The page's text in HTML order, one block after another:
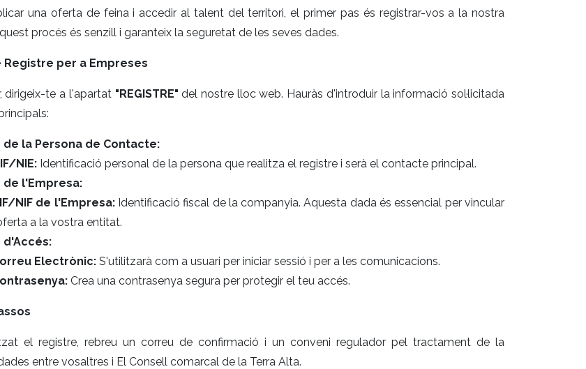
una oferta de feina i accedir al talent del territori, el primer pas és registrar-vos a la nostra
procés és senzill i garanteix la seguretat de les seves dades.
Registre per a Empreses
dirigeix-te a l'apartat "REGISTRE" del nostre lloc web. Hauràs d'introduir la informació sol·licitada
de la Persona de Contacte:
NIE: Identificació personal de la persona que realitza el registre i serà el contacte principal.
de l'Empresa:
NIF de l'Empresa:Identificació fiscal de la companyia. Aquesta dada és essencial per vincular
a la vostra entitat.
d'Accés:
Electrònic: S'utilitzarà com a usuari per iniciar sessió i per a les comunicacions.
Crea una contrasenya segura per protegir el teu accés.
el registre, rebreu un correu de confirmació i un conveni regulador pel tractament de la
entre vosaltres i El Consell comarcal de la Terra Alta.